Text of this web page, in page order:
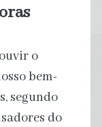
o
bem-
segundo
do